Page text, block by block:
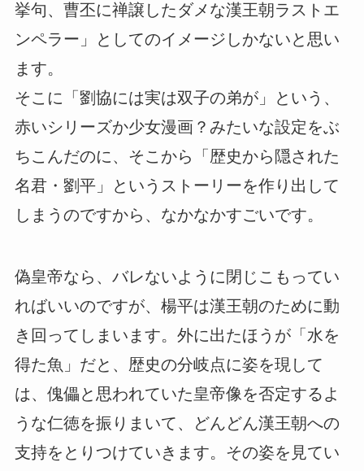
挙句、曹丕に禅譲したダメな漢王朝ラストエ
ンペラー」としてのイメージしかないと思い
ます。
そこに「劉協には実は双子の弟が」という、
赤いシリーズか少女漫画？みたいな設定をぶ
ちこんだのに、そこから「歴史から隠された
名君・劉平」というストーリーを作り出して
しまうのですから、なかなかすごいです。
偽皇帝なら、バレないように閉じこもってい
ればいいのですが、楊平は漢王朝のために動
き回ってしまいます。外に出たほうが「水を
得た魚」だと、歴史の分岐点に姿を現して
は、傀儡と思われていた皇帝像を否定するよ
うな仁徳を振りまいて、どんどん漢王朝への
支持をとりつけていきます。その姿を見てい